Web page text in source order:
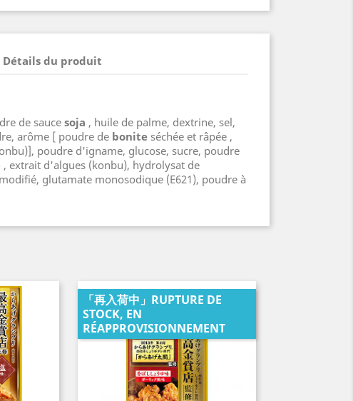
Détails du produit
de saucesoja , huile de palme, dextrine, sel,
arôme [ poudre de bonite séchée et râpée ,
poudre d'igname, glucose, sucre, poudre
, extrait d'algues (konbu), hydrolysat de
glutamate monosodique (E621), poudre à
「再入荷中」RUPTURE DE
STOCK, EN
RÉAPPROVISIONNEMENT